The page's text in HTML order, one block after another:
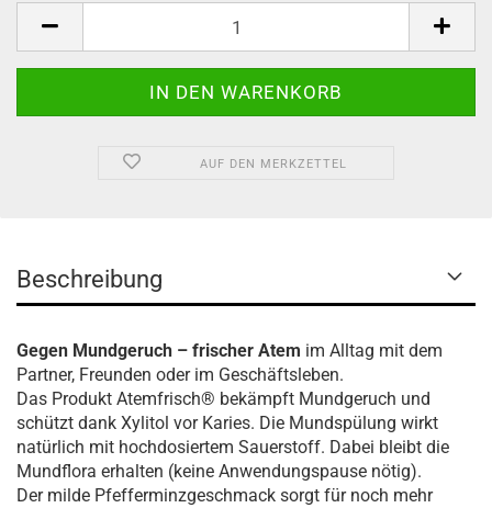
AUF DEN MERKZETTEL
Beschreibung
Gegen Mundgeruch – frischer Atem im Alltag mit dem
Partner, Freunden oder im Geschäftsleben.
Das Produkt Atemfrisch® bekämpft Mundgeruch und
schützt dank Xylitol vor Karies. Die Mundspülung wirkt
natürlich mit hochdosiertem Sauerstoff. Dabei bleibt die
Mundflora erhalten (keine Anwendungspause nötig).
Der milde Pfefferminzgeschmack sorgt für noch mehr